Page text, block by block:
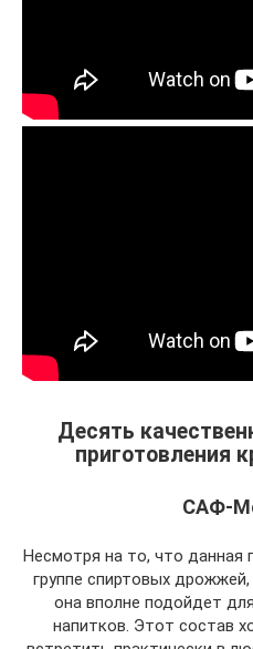
Десять
приготовления
САФ-
Несмотря на то, что данная
группе спиртовых
она вполне подойдет
напитков. Этот состав